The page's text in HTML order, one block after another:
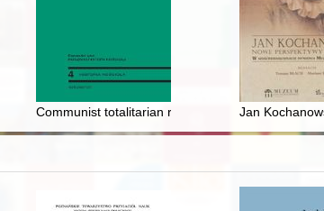
Jagiellońskiej z okazji 250. urodzin autorki =
at Pasym in the Masurian Lakeland
do 2020
Communist totalitarian regime and the "status
Jan